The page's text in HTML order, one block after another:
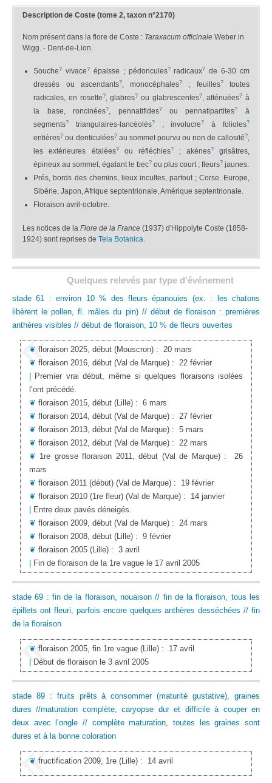
Description de Coste (tome 2, taxon n°2170)
Nom présent dans la flore de Coste : Taraxacum officinale Weber in
Wigg. - Dent-de-Lion.
Souche? vivace? épaisse ; pédoncules?radicaux? de 6-30 cm
dressés ou ascendants?, monocéphales? ; feuilles?toutes
radicales, en rosette?, glabres? ou glabrescentes?, atténuées? à
la base, roncinées?, pennatifides?ou pennatipartites?
à
segments? triangulaires-lancéolés? ; involucre? à folioles?
entières? ou denticulées?au sommet pourvu ou non de callosité?,
les extérieures étalées?ou réfléchies?; akènes?grisâtres,
épineux au sommet, égalant le bec? ou plus court ; fleurs? jaunes.
Prés, bords des chemins, lieux incultes, partout ; Corse. Europe,
Sibérie, Japon, Afrique septentrionale, Amérique septentrionale.
Floraison avril-octobre.
Les notices de laFlore de la France (1937) d'Hippolyte Coste (1858-
1924) sont reprises deTela Botanica
Quelques relevés par type d'événement
stade 61 : environ 10 % des fleurs épanouies (ex. : les chatons
libèrent le pollen, fl. mâles du pin) // début de floraison : premières
anthères visibles // début de floraison, 10 % de fleurs ouvertes
❦ floraison 2025, début (Mouscron): 20 mars
❦ floraison 2016, début (Val de Marque): 22 février
Premier vrai début, même si quelques floraisons isolées
l’ont précédé.
❦ floraison 2015, début (Lille): 6 mars
❦ floraison 2014, début (Val de Marque): 27 février
❦ floraison 2013, début (Val de Marque): 5 mars
❦ floraison 2012, début (Val de Marque): 22 mars
❦ 1re grosse floraison 2011, début (Val de Marque): 26
mars
❦ floraison 2011 (début) (Val de Marque): 19 février
❦ floraison 2010 (1re fleur) (Val de Marque): 14 janvier
Entre deux pavés déneigés.
❦ floraison 2009, début (Val de Marque): 24 mars
❦ floraison 2008, début (Lille): 9 février
❦ floraison 2005 (Lille): 3 avril
Fin de floraison de la 1re vague le 17 avril 2005
stade 69 : fin de la floraison, nouaison // fin de la floraison, tous les
épillets ont fleuri, parfois encore quelques anthères desséchées // fin
de la floraison
❦ floraison 2005, fin 1re vague (Lille): 17 avril
| Début de floraison le 3 avril 2005
stade 89 : fruits prêts à consommer (maturité gustative), graines
dures //maturation complète, caryopse dur et difficile à couper en
deux avec l’ongle // complète maturation, toutes les graines sont
dures et à la bonne coloration
❦ fructification 2009, 1re (Lille): 14 avril